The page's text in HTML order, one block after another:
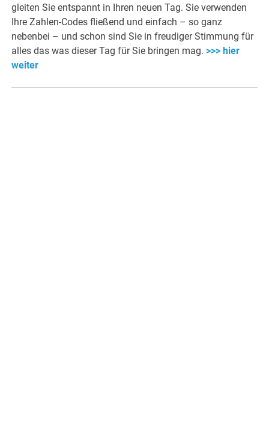
gleiten Sie entspannt in Ihren neuen Tag. Sie verwenden
Ihre Zahlen-Codes fließend und einfach – so ganz
nebenbei – und schon sind Sie in freudiger Stimmung für
alles das was dieser Tag für Sie bringen mag. >>> hier
weiter